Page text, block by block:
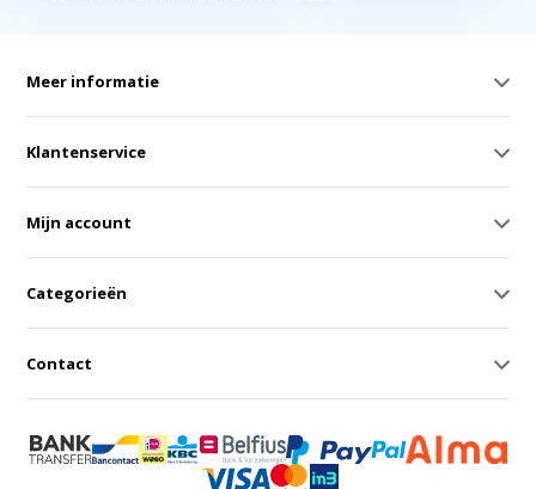
Meer informatie
Klantenservice
Mijn account
Categorieën
Contact